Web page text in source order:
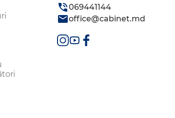
069441144
office@cabinet.md